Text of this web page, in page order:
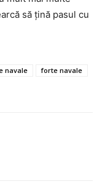
să țină pasul cu
navale
forte navale